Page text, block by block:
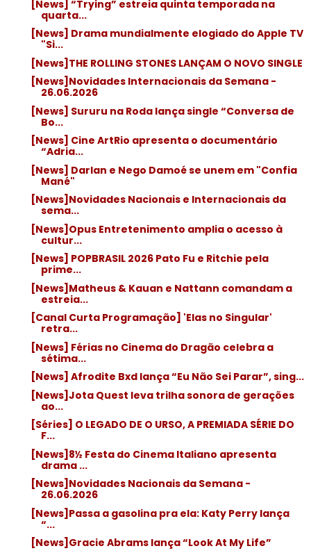
[News] “Trying” estreia quinta temporada na
quarta...
[News] Drama mundialmente elogiado do Apple TV
"Si...
[News]THE ROLLING STONES LANÇAM O NOVO SINGLE
[News]Novidades Internacionais da Semana -
26.06.2026
[News] Sururu na Roda lança single “Conversa de
Bo...
[News] Cine ArtRio apresenta o documentário
“Adria...
[News] Darlan e Nego Damoé se unem em "Confia
Mané"
[News]Novidades Nacionais e Internacionais da
sema...
[News]Opus Entretenimento amplia o acesso à
cultur...
[News] POPBRASIL 2026 Pato Fu e Ritchie pela
prime...
[News]Matheus & Kauan e Nattann comandam a
estreia...
[Canal Curta Programação] 'Elas no Singular'
retra...
[News] Férias no Cinema do Dragão celebra a
sétima...
[News] Afrodite Bxd lança “Eu Não Sei Parar”, sing...
[News]Jota Quest leva trilha sonora de gerações
ao...
[Séries] O LEGADO DE O URSO, A PREMIADA SÉRIE DO
F...
[News]8½ Festa do Cinema Italiano apresenta
drama ...
[News]Novidades Nacionais da Semana -
26.06.2026
[News]Passa a gasolina pra ela: Katy Perry lança
“...
[News]Gracie Abrams lança “Look At My Life”